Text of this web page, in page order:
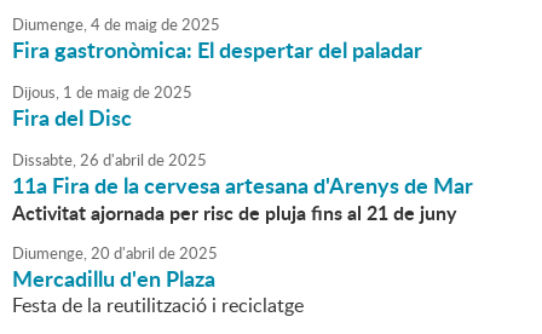
Diumenge,4de maigde2025
Fira gastronòmica: El despertar del paladar
Dijous, 1 de maigde2025
Fira del Disc
Dissabte,26 d'abril de2025
11a Fira de la cervesa artesana d'Arenys de Mar
Activitat ajornada per risc de pluja fins al 21 de juny
Diumenge,20 d'abril de2025
Mercadillu d'en Plaza
Festa de la reutilització i reciclatge